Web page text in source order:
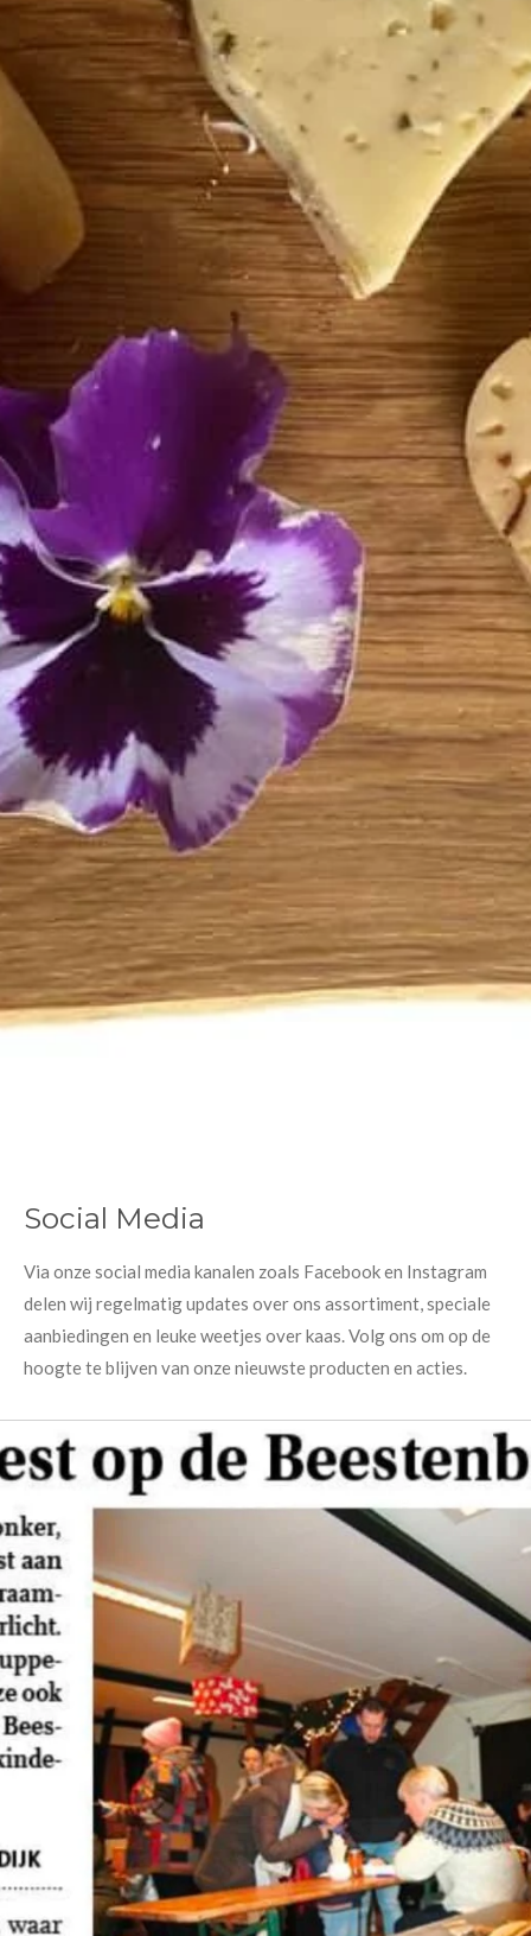
Social Media
Via onze social media kanalen zoals Facebook en Instagram
delen wij regelmatig updates over ons assortiment, speciale
aanbiedingen en leuke weetjes over kaas. Volg ons om op de
hoogte te blijven van onze nieuwste producten en acties.